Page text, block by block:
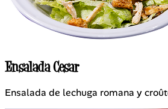
Ensalada Cesar
Ensalada de lechuga romana y